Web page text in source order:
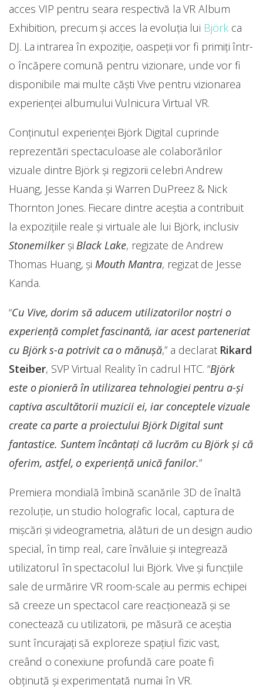
acces VIP pentru seara respectivă la VR Album
Exhibition, precum și acces la evoluția lui Björkca
DJ. La intrarea în expoziție, oaspeții vor fi primiți într-
o încăpere comună pentru vizionare, unde vor fi
disponibile mai multe căști Vive pentru vizionarea
experienței albumului Vulnicura Virtual VR.
Conținutul experienței Björk Digital cuprinde
reprezentări spectaculoase ale colaborărilor
vizuale dintre Björk și regizorii celebri Andrew
Huang, Jesse Kanda și Warren DuPreez & Nick
Thornton Jones. Fiecare dintre aceștia a contribuit
la expozițiile reale și virtuale ale lui Björk, inclusiv
Stonemilkerși Black Lake, regizate de Andrew
Thomas Huang, și Mouth Mantra, regizat de Jesse
Kanda.
“Cu Vive, dorim să aducem utilizatorilor noștri o
experiență complet fascinantă, iar acest parteneriat
cu Björk s-a potrivit ca o mănușă,” a declarat Rikard
Steiber, SVP Virtual Reality în cadrul HTC. “Björk
este o pionieră în utilizarea tehnologiei pentru a-și
captiva ascultătorii muzicii ei, iar conceptele vizuale
create ca parte a proiectului Björk Digital sunt
fantastice. Suntem încântați că lucrăm cu Björk și că
oferim, astfel, o experiență unică fanilor.”
Premiera mondială îmbină scanările 3D de înaltă
rezoluție, un studio holografic local, captura de
mișcări și videogrametria, alături de un design audio
special, în timp real, care învăluie și integrează
utilizatorul în spectacolul lui Björk. Vive și funcțiile
sale de urmărire VR room-scale au permis echipei
să creeze un spectacol care reacționează și se
conectează cu utilizatorii, pe măsură ce aceștia
sunt încurajați să exploreze spațiul fizic vast,
creând o conexiune profundă care poate fi
obținută și experimentată numai în VR.